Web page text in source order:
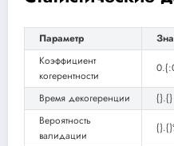
Параметр
Коэффициент
когерентности
Время декогеренции {}.{}
Вероятность
валидации